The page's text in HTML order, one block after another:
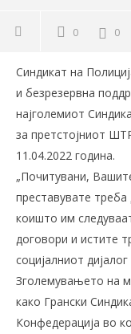
0 0
Синдикат на
и безрезервна
најголемиот
за претстојниот
11.04.2022 година.
„Почитувани,
преставувате треба
коишто им
договори и истите
социјалниот
Зголемувањето на
како Грански
Конфедерација во